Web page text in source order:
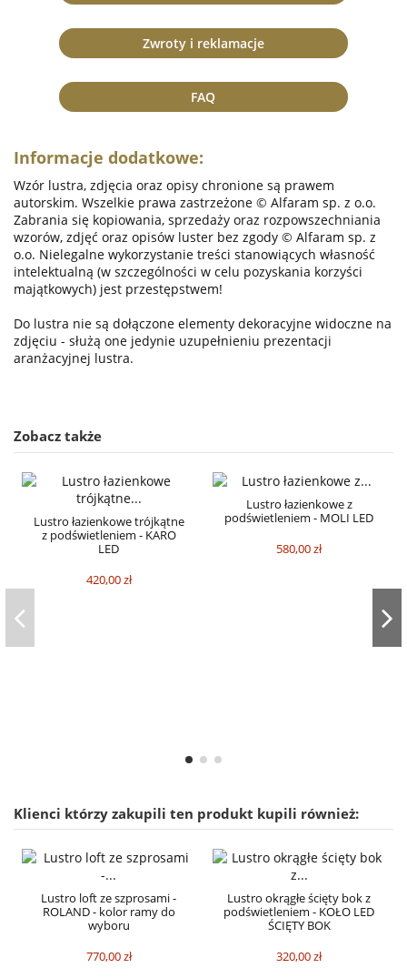
Zwroty i reklamacje
FAQ
Informacje dodatkowe:
Wzór lustra, zdjęcia oraz opisy chronione są prawem
autorskim. Wszelkie prawa zastrzeżone © Alfaram sp. z o.o.
Zabrania się kopiowania, sprzedaży oraz rozpowszechniania
wzorów, zdjęć oraz opisów luster bez zgody © Alfaram sp. z
o.o. Nielegalne wykorzystanie treści stanowiących własność
intelektualną (w szczególności w celu pozyskania korzyści
majątkowych) jest przestępstwem!
Do lustra nie są dołączone elementy dekoracyjne widoczne na
zdjęciu - służą one jedynie uzupełnieniu prezentacji
aranżacyjnej lustra.
Zobacz także
Lustro łazienkowe trójkątne
z podświetleniem - KARO
LED
420,00 zł
Lustro łazienkowe z
podświetleniem - MOLI LED
580,00 zł
Klienci którzy zakupili ten produkt kupili również:
Lustro loft ze szprosami -
ROLAND - kolor ramy do
wyboru
770,00 zł
Lustro okrągłe ścięty bok z
podświetleniem - KOŁO LED
ŚCIĘTY BOK
320,00 zł